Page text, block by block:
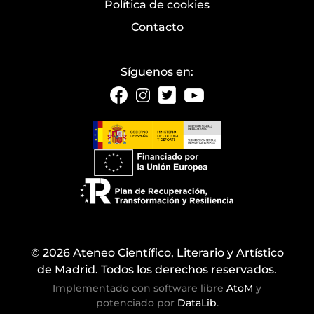
Política de cookies
Contacto
Síguenos en:
© 2026 Ateneo Científico, Literario y Artístico
de Madrid. Todos los derechos reservados.
Implementado con software libre AtoM y
potenciado por DataLib.